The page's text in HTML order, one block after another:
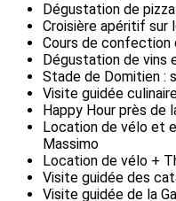
Dégustation de
Croisière apéritif sur
Cours de confection
Dégustation de vins
Stade de Domitien :
Visite guidée
Happy Hour près de
Location de vélo et
Massimo
Location de vélo +
Visite guidée des
Visite guidée de la